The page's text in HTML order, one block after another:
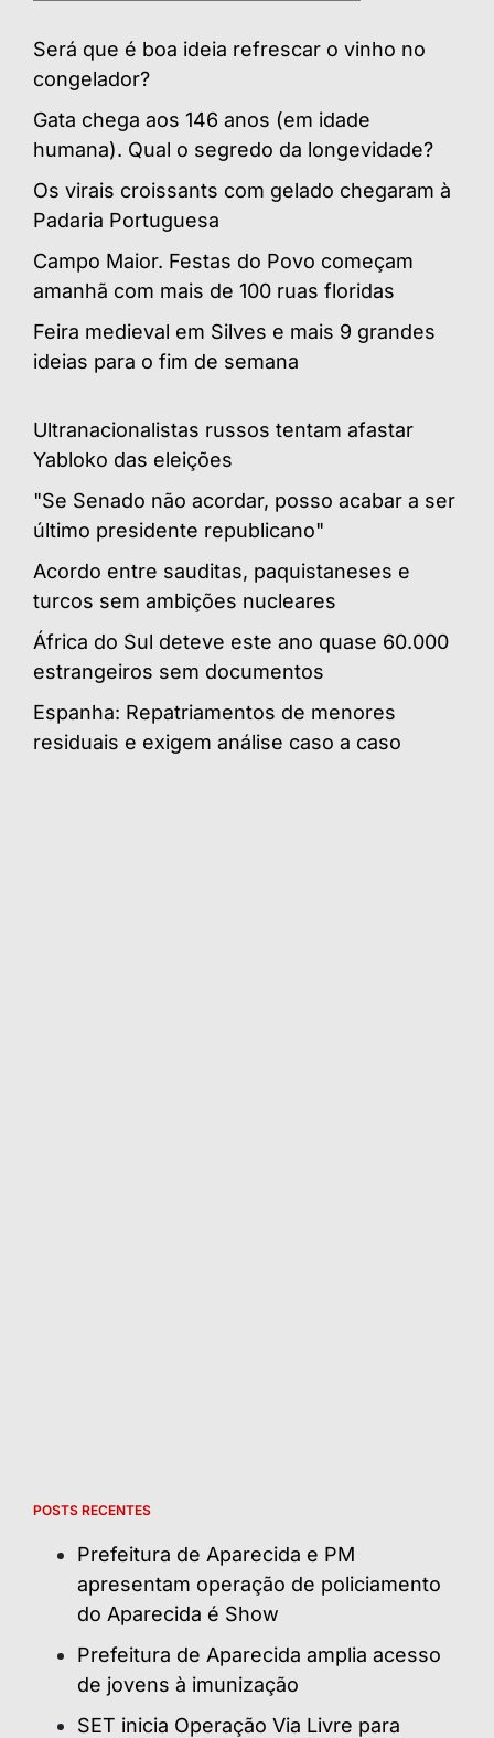
Será que é boa ideia refrescar o vinho no
congelador?
Gata chega aos 146 anos (em idade
humana). Qual o segredo da longevidade?
Os virais croissants com gelado chegaram à
Padaria Portuguesa
Campo Maior. Festas do Povo começam
amanhã com mais de 100 ruas floridas
Feira medieval em Silves e mais 9 grandes
ideias para o fim de semana
Ultranacionalistas russos tentam afastar
Yabloko das eleições
"Se Senado não acordar, posso acabar a ser
último presidente republicano"
Acordo entre sauditas, paquistaneses e
turcos sem ambições nucleares
África do Sul deteve este ano quase 60.000
estrangeiros sem documentos
Espanha: Repatriamentos de menores
residuais e exigem análise caso a caso
POSTS RECENTES
Prefeitura de Aparecida e PM
apresentam operação de policiamento
do Aparecida é Show
Prefeitura de Aparecida amplia acesso
de jovens à imunização
SET inicia Operação Via Livre para